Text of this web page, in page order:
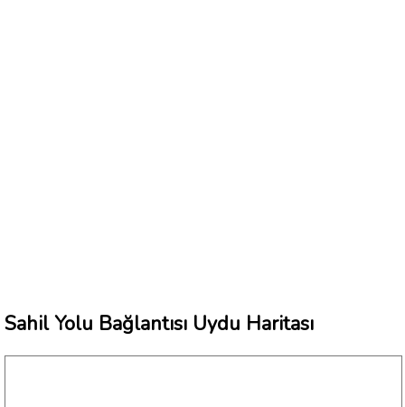
Sahil Yolu Bağlantısı Uydu Haritası